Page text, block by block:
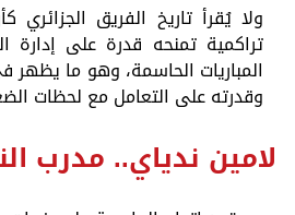
ولا يُقرأ تاريخ الفريق
تراكمية تمنحه قدرة على إدارة
المباريات الحاسمة، وهو ما يظهر
وقدرته على التعامل مع لحظات
لامين ندياي.. مدرب